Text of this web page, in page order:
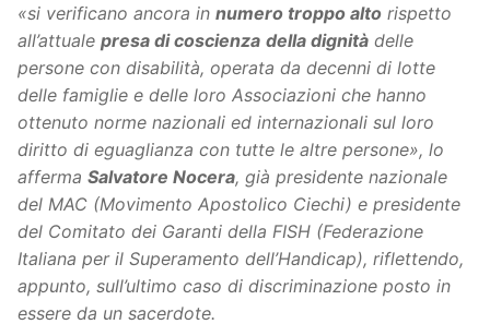
«si verificano ancora in numero troppo alto rispetto
all’attuale presa di coscienza della dignità delle
persone con disabilità, operata da decenni di lotte
delle famiglie e delle loro Associazioni che hanno
ottenuto norme nazionali ed internazionali sul loro
diritto di eguaglianza con tutte le altre persone», lo
afferma Salvatore Nocera, già presidente nazionale
del MAC (Movimento Apostolico Ciechi) e presidente
del Comitato dei Garanti della FISH (Federazione
Italiana per il Superamento dell’Handicap), riflettendo,
appunto, sull’ultimo caso di discriminazione posto in
essere da un sacerdote.